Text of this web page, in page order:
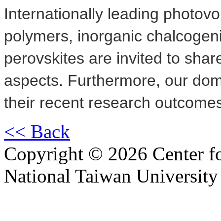
Internationally leading
polymers, inorganic
perovskites are invited to
aspects. Furthermore, our
their recent research
<< Back
Copyright © 2026 Center
National Taiwan University